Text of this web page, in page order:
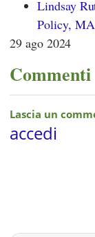
Lindsay
Policy,
29 ago 2024
Commenti